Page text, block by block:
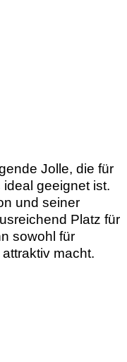
Jolle, die für
geeignet ist.
und seiner
Platz für
sowohl für
macht.